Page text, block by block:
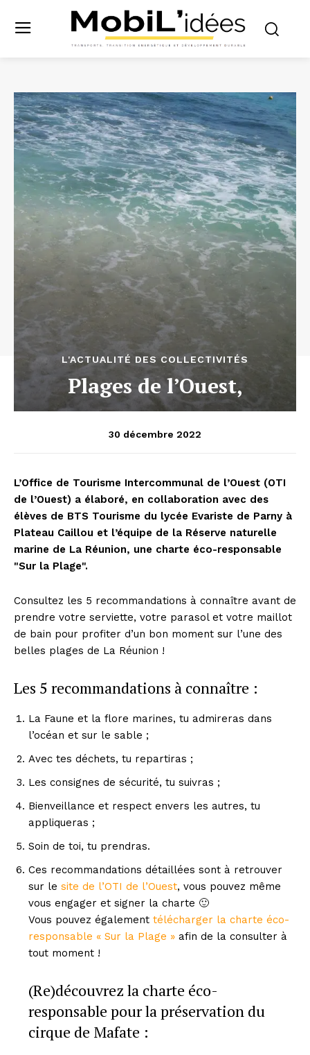
L'ACTUALITÉ DES COLLECTIVITÉS
Plages de l’Ouest,
30 décembre 2022
L’Office de Tourisme Intercommunal de l’Ouest (OTI
de l’Ouest) a élaboré, en collaboration avec des
élèves de BTS Tourisme du lycée Evariste de Parny à
Plateau Caillou et l’équipe de la Réserve naturelle
marine de La Réunion, une charte éco-responsable
"Sur la Plage".
Consultez les 5 recommandations à connaître avant de
prendre votre serviette, votre parasol et votre maillot
de bain pour profiter d’un bon moment sur l’une des
belles plages de La Réunion !
Les 5 recommandations à connaître :
La Faune et la flore marines, tu admireras dans
l’océan et sur le sable ;
Avec tes déchets, tu repartiras ;
Les consignes de sécurité, tu suivras ;
Bienveillance et respect envers les autres, tu
appliqueras ;
Soin de toi, tu prendras.
Ces recommandations détaillées sont à retrouver
sur le site de l’OTI de l’Ouest, vous pouvez même
vous engager et signer la charte 🙂
Vous pouvez également télécharger la charte éco-
responsable « Sur la Plage » afin de la consulter à
tout moment !
(Re)découvrez la charte éco-
responsable pour la préservation du
cirque de Mafate :